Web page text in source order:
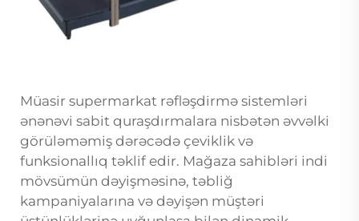
Müasir supermarkat rəfləşdirmə sistemləri
ənənəvi sabit quraşdırmalara nisbətən əvvəlki
görüləməmiş dərəcədə çeviklik və
funksionallıq təklif edir. Mağaza sahibləri indi
mövsümün dəyişməsinə, təbliğ
kampaniyalarına və dəyişən müştəri